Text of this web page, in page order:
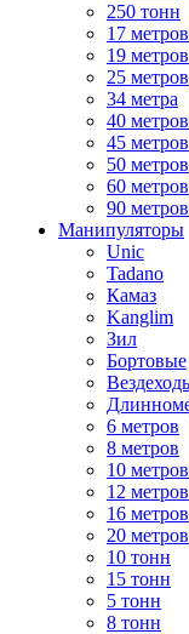
250 тонн
17 метров
19 метров
25 метров
34 метра
40 метров
45 метров
50 метров
60 метров
90 метров
Манипуляторы
Unic
Tadano
Камаз
Kanglim
Зил
Бортовые
6 метров
8 метров
10 метров
12 метров
16 метров
20 метров
10 тонн
15 тонн
5 тонн
8 тонн